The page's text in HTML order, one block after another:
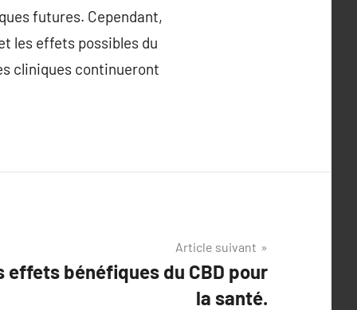
futures. Cependant,
les effets possibles du
cliniques continueront
Article suivant
effets bénéfiques du CBD pour
la santé.